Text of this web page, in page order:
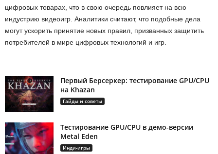
цифровых товарах, что в свою очередь повлияет на всю
индустрию видеоигр. Аналитики считают, что подобные дела
могут ускорить принятие новых правил, призванных защитить
потребителей в мире цифровых технологий и игр.
Первый Берсеркер: тестирование GPU/CPU
на Khazan
Гайды и советы
Тестирование GPU/CPU в демо-версии
Metal Eden
Инди-игры